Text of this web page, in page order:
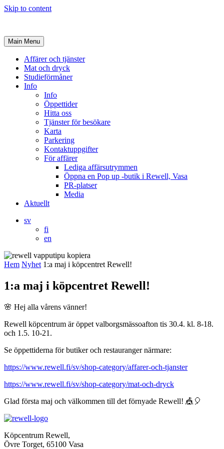
Skip to content
Main Menu
Affärer och tjänster
Mat och dryck
Studieförmåner
Info
Info
Öppettider
Hitta oss
Tjänster för besökare
Karta
Parkering
Kontaktuppgifter
För affärer
Lediga affärsutrymmen
Öppna en Pop up -butik i Rewell, Vasa
PR-platser
Media
Aktuellt
sv
fi
en
Hem Nyhet 1:a maj i köpcentret Rewell!
1:a maj i köpcentret Rewell!
🌸 Hej alla vårens vänner!
Rewell köpcentrum är öppet valborgsmässoafton tis 30.4. kl. 8-18.
och 1.5. 10-21.
Se öppettiderna för butiker och restauranger närmare:
https://www.rewell.fi/sv/shop-category/affarer-och-tjanster
https://www.rewell.fi/sv/shop-category/mat-och-dryck
Glad första maj och välkommen till det förnyade Rewell! 🎪🎈
Köpcentrum Rewell,
Övre Torget, 65100 Vasa